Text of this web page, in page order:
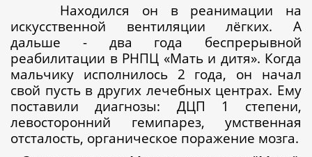
Находился он в реанимации на
искусственной вентиляции лёгких. А
дальше - два года беспрерывной
реабилитации в РНПЦ «Мать и дитя». Когда
мальчику исполнилось 2 года, он начал
свой пусть в других лечебных центрах. Ему
поставили диагнозы: ДЦП 1 степени,
левосторонний гемипарез, умственная
отсталость, органическое поражение мозга.